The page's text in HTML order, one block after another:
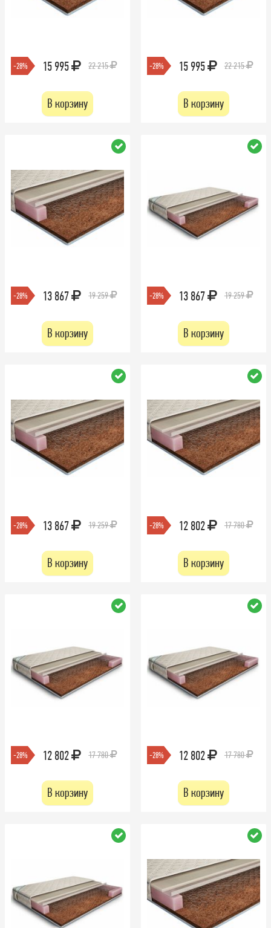
-28% 15 995 22 215
В корзину
-28% 15 995 22 215
В корзину
-28% 13 867 19 259
В корзину
-28% 13 867 19 259
В корзину
-28% 13 867 19 259
В корзину
-28% 12 802 17 780
В корзину
-28% 12 802 17 780
В корзину
-28% 12 802 17 780
В корзину